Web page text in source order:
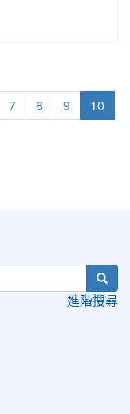
7 8 9 10
進階搜尋